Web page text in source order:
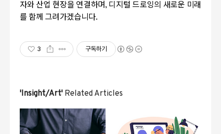
자와 산업 현장을 연결하며, 디지털 드로잉의 새로운 미래
를 함께 그려가겠습니다.
3 구독하기
'Insight/Art' Related Articles